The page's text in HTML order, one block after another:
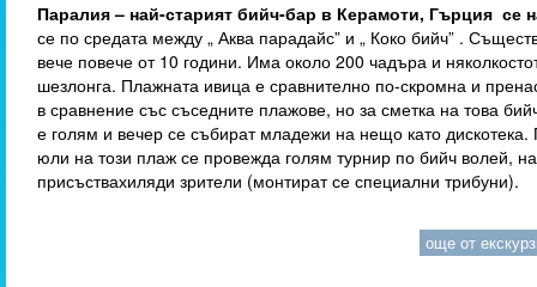
Паралия – най-старият бийч-бар в Керамоти, Гърция се
се по средата между „ Аква парадайс” и „ Коко бийч” .
вече повече от 10 години. Има около 200 чадъра и
шезлонга. Плажната ивица е сравнително по-скромна и
в сравнение със съседните плажове, но за сметка на това
е голям и вечер се събират младежи на нещо като дискотека.
юли на този плаж се провежда голям турнир по бийч волей,
присъствахиляди зрители (монтират се специални трибуни).
още от